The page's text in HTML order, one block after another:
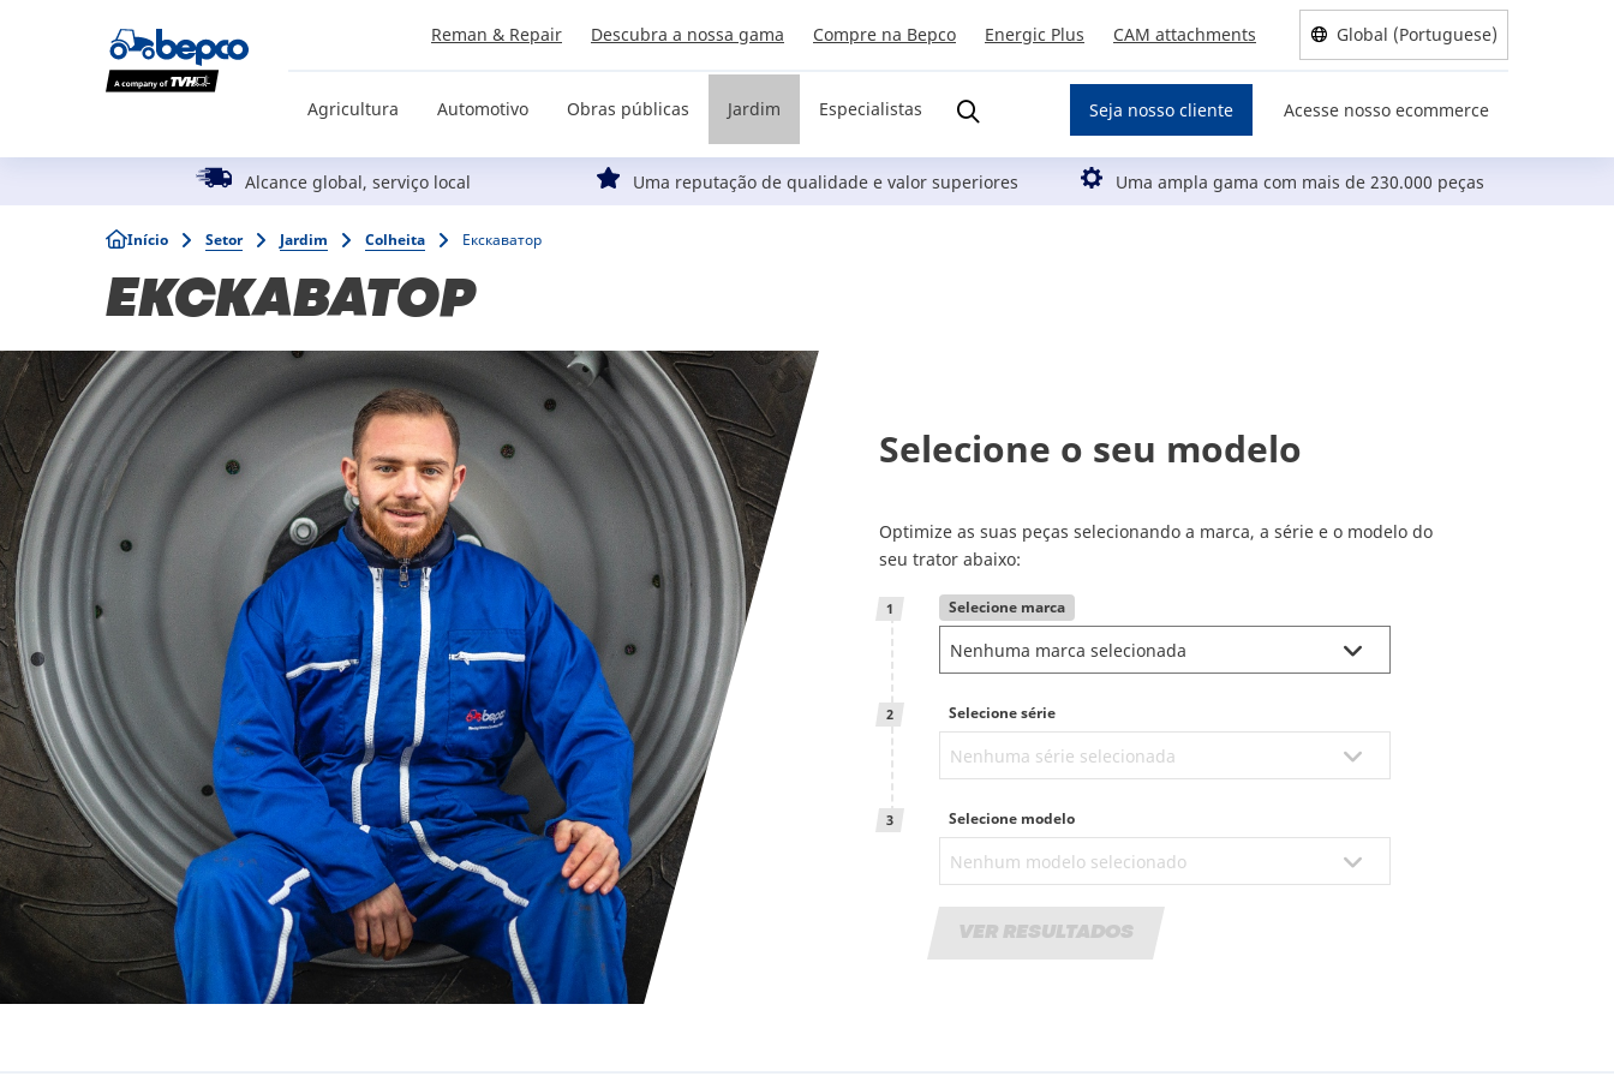
Reman & Repair Descubra a nossa gama Compre na Bepco Energic Plus CAM attachments Global (Portuguese)
Agricultura Automotivo Obras públicas Jardim Especialistas Seja nosso cliente Acesse nosso ecommerce
Alcance global, serviço local Uma reputação de qualidade e valor superiores Uma ampla gama com mais de 230.000 peças
Breadcrumb
Início Setor Jardim Colheita Екскаватор
ЕКСКАВАТОР
Selecione o seu modelo
Optimize as suas peças selecionando a marca, a série e o modelo do
seu trator abaixo:
1 Selecione marca
2 Selecione série
3 Selecione modelo